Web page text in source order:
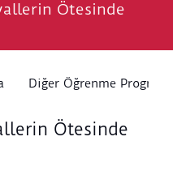
Ötesinde
Diğer Öğrenme
Ötesinde